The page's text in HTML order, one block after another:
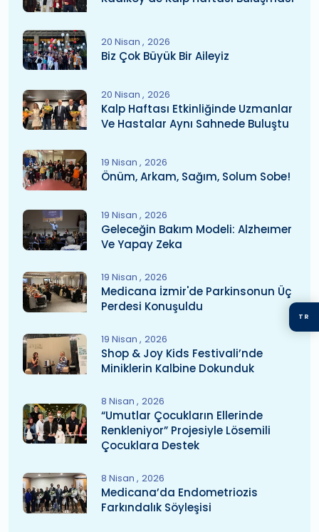
TR
20 Nisan 2026
Biz Çok Büyük Bir Aileyiz
20 Nisan 2026
Kalp Haftası Etkinliğinde Uzmanlar
Ve Hastalar Aynı Sahnede Buluştu
19 Nisan 2026
Önüm, Arkam, Sağım, Solum Sobe!
19 Nisan 2026
Geleceğin Bakım Modeli: Alzheımer
Ve Yapay Zeka
19 Nisan 2026
Medicana İzmir'de Parkinsonun Üç
Perdesi Konuşuldu
19 Nisan 2026
Shop & Joy Kids Festivali’nde
Miniklerin Kalbine Dokunduk
8 Nisan 2026
“Umutlar Çocukların Ellerinde
Renkleniyor” Projesiyle Lösemili
Çocuklara Destek
8 Nisan 2026
Medicana’da Endometriozis
Farkındalık Söyleşisi